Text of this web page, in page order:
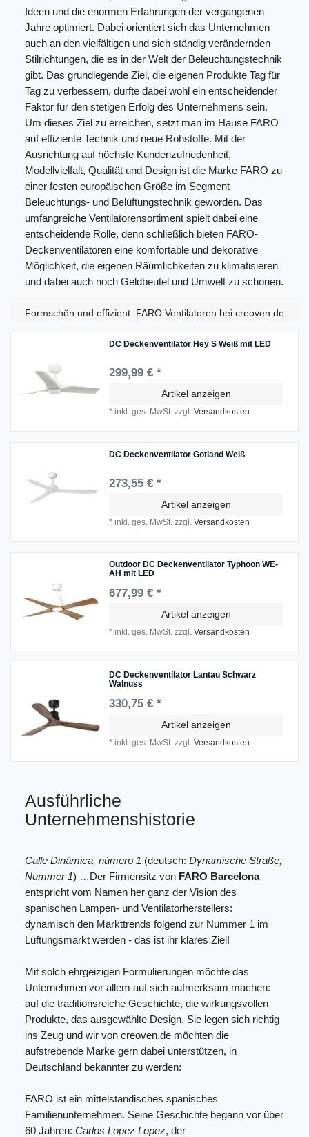
Ideen und die enormen Erfahrungen der vergangenen
Jahre optimiert. Dabei orientiert sich das Unternehmen
auch an den vielfältigen und sich ständig verändernden
Stilrichtungen, die es in der Welt der Beleuchtungstechnik
gibt. Das grundlegende Ziel, die eigenen Produkte Tag für
Tag zu verbessern, dürfte dabei wohl ein entscheidender
Faktor für den stetigen Erfolg des Unternehmens sein.
Um dieses Ziel zu erreichen, setzt man im Hause FARO
auf effiziente Technik und neue Rohstoffe. Mit der
Ausrichtung auf höchste Kundenzufriedenheit,
Modellvielfalt, Qualität und Design ist die Marke FARO zu
einer festen europäischen Größe im Segment
Beleuchtungs- und Belüftungstechnik geworden. Das
umfangreiche Ventilatorensortiment spielt dabei eine
entscheidende Rolle, denn schließlich bieten FARO-
Deckenventilatoren eine komfortable und dekorative
Möglichkeit, die eigenen Räumlichkeiten zu klimatisieren
und dabei auch noch Geldbeutel und Umwelt zu schonen.
Formschön und effizient: FARO Ventilatoren bei creoven.de
DC Deckenventilator Hey S Weiß mit LED
299,99 € *
Artikel anzeigen
*inkl. ges. MwSt. zzgl.Versandkosten
DC Deckenventilator Gotland Weiß
273,55 € *
Artikel anzeigen
*inkl. ges. MwSt. zzgl.Versandkosten
Outdoor DC Deckenventilator Typhoon WE-
AH mit LED
677,99 € *
Artikel anzeigen
*inkl. ges. MwSt. zzgl.Versandkosten
DC Deckenventilator Lantau Schwarz
Walnuss
330,75 € *
Artikel anzeigen
*inkl. ges. MwSt. zzgl.Versandkosten
Ausführliche
Unternehmenshistorie
Calle Dinámica, número 1 (deutsch: Dynamische Straße,
Nummer 1) …Der Firmensitz von FARO Barcelona
entspricht vom Namen her ganz der Vision des
spanischen Lampen- und Ventilatorherstellers:
dynamisch den Markttrends folgend zur Nummer 1 im
Lüftungsmarkt werden - das ist ihr klares Ziel!
Mit solch ehrgeizigen Formulierungen möchte das
Unternehmen vor allem auf sich aufmerksam machen:
auf die traditionsreiche Geschichte, die wirkungsvollen
Produkte, das ausgewählte Design. Sie legen sich richtig
ins Zeug und wir von creoven.de möchten die
aufstrebende Marke gern dabei unterstützen, in
Deutschland bekannter zu werden:
FARO ist ein mittelständisches spanisches
Familienunternehmen. Seine Geschichte begann vor über
60 Jahren: Carlos Lopez Lopez, der